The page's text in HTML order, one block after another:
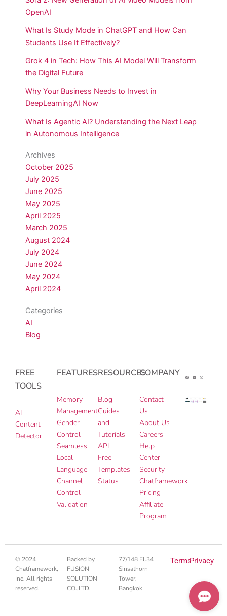
OpenAI
What Is Study Mode in ChatGPT and How Can
Students Use It Effectively?
Grok 4 in Tech: How This AI Model Will Transform
the Digital Future
Why Your Business Needs to Invest in
DeepLearningAI Now
What Is Agentic AI? Understanding the Next Leap
in Autonomous Intelligence
Archives
October 2025
July 2025
June 2025
May 2025
April 2025
March 2025
August 2024
July 2024
June 2024
May 2024
April 2024
Categories
AI
Blog
FREE
TOOLS
AI
Content
Detector
FEATURES
Memory
Management
Gender
Control
Seamless
Local
Language
Channel
Control
Validation
RESOURCES
Blog
Guides
and
Tutorials
API
Free
Templates
Status
COMPANY
Contact
Us
About Us
Careers
Help
Center
Security
Chatframework
Pricing
Affiliate
Program
© 2024
Chatframework,
Inc. All rights
reserved.
Backed by
FUSION
SOLUTION
CO.,LTD.
77/148 Fl.34
Sinsathorn
Tower,
Bangkok
TermsPrivacy